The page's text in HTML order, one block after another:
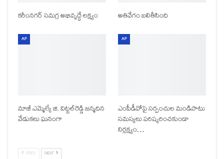
కరీంనగర్ సమగ్ర అభివృద్ధే లక్ష్యం అతివేగం బలితీసింది
AP
మాజీ ఎమ్మెల్యే జి. విట్టల్‌రెడ్డి జన్మదిన
వేడుకలు ఘనంగా
AP
ఎంపీడీవోపై సర్పంచుల మండిపాటు
సమస్యలు పరిష్కరించకుండా
నిర్లక్ష్యం…
PREV NEXT